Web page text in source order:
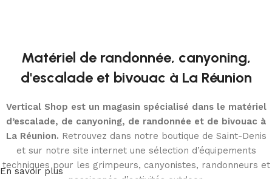
Matériel de randonnée, canyoning,
d'escalade et bivouac à La Réunion
Vertical Shop est un magasin spécialisé dans le matériel
d’escalade, de canyoning, de randonnée et de bivouac à
La Réunion. Retrouvez dans notre boutique de Saint-Denis
et sur notre site internet une sélection d’équipements
techniques pour les grimpeurs, canyonistes, randonneurs et
passionnés d’activités outdoor.
En savoir plus